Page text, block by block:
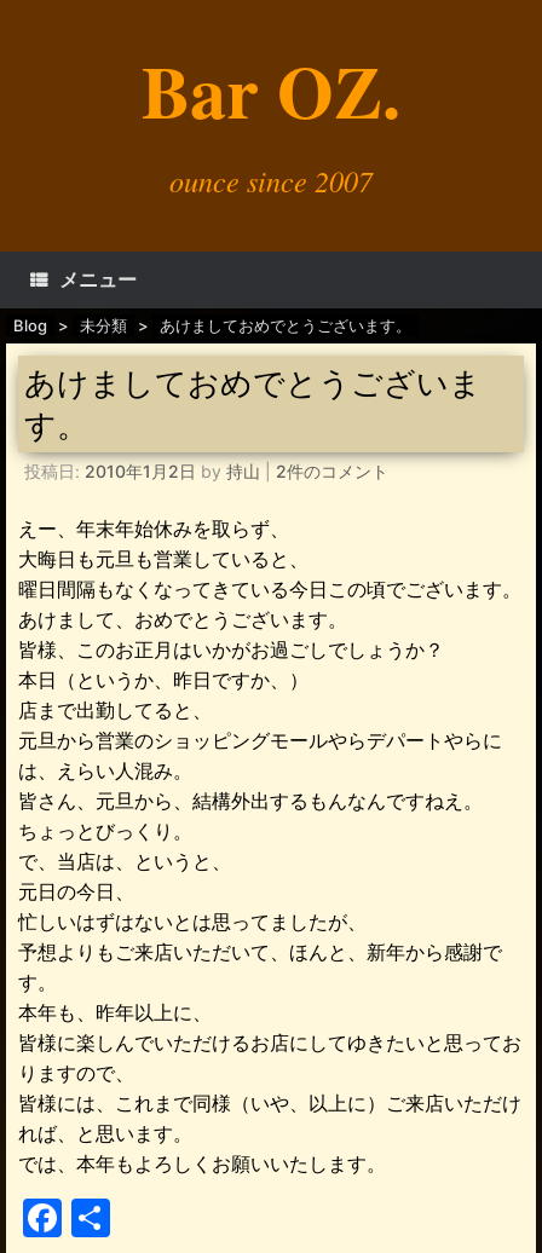
Bar OZ.
ounce since 2007
メニュー
Blog > 未分類 > あけましておめでとうございます。
あけましておめでとうございま
す。
投稿日: 2010年1月2日 by 持山 2件のコメント
えー、年末年始休みを取らず、
大晦日も元旦も営業していると、
曜日間隔もなくなってきている今日この頃でございます。
あけまして、おめでとうございます。
皆様、このお正月はいかがお過ごしでしょうか？
本日（というか、昨日ですか、）
店まで出勤してると、
元旦から営業のショッピングモールやらデパートやらに
は、えらい人混み。
皆さん、元旦から、結構外出するもんなんですねえ。
ちょっとびっくり。
で、当店は、というと、
元日の今日、
忙しいはずはないとは思ってましたが、
予想よりもご来店いただいて、ほんと、新年から感謝で
す。
本年も、昨年以上に、
皆様に楽しんでいただけるお店にしてゆきたいと思ってお
りますので、
皆様には、これまで同様（いや、以上に）ご来店いただけ
れば、と思います。
では、本年もよろしくお願いいたします。
F